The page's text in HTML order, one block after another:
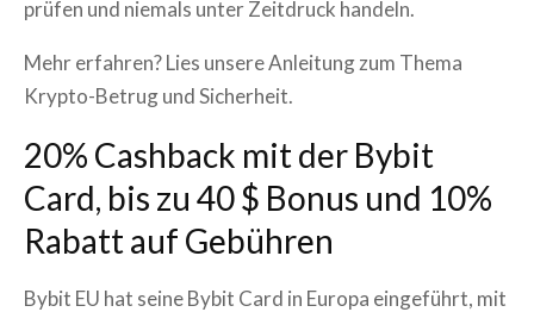
prüfen und niemals unter Zeitdruck handeln.
Mehr erfahren? Lies unsere Anleitung zum Thema
Krypto-Betrug und Sicherheit.
20% Cashback mit der Bybit
Card, bis zu 40 $ Bonus und 10%
Rabatt auf Gebühren
Bybit EU hat seine Bybit Card in Europa eingeführt, mit